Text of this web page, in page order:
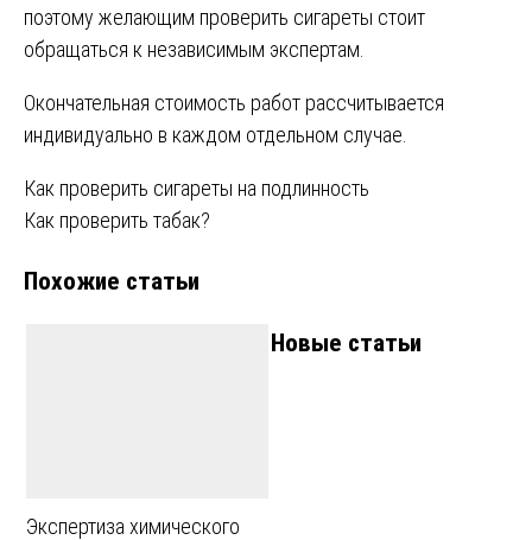
поэтому желающим проверить сигареты стоит
обращаться к независимым экспертам.
Окончательная стоимость работ рассчитывается
индивидуально в каждом отдельном случае.
Навигация
записям
Как проверить сигареты на подлинность
Как проверить табак?
Похожие статьи
Экспертиза химического
Новые статьи